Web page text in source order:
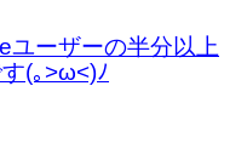
ユーザーの半分以上
(｡>ω<)ﾉ